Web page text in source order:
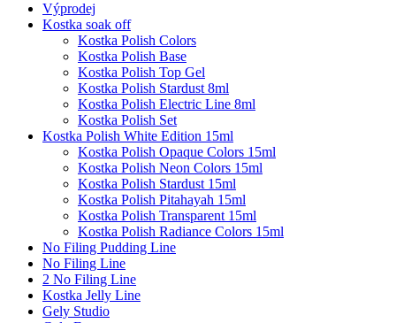
Výprodej
Kostka soak off
Kostka Polish Colors
Kostka Polish Base
Kostka Polish Top Gel
Kostka Polish Stardust 8ml
Kostka Polish Electric Line 8ml
Kostka Polish Set
Kostka Polish White Edition 15ml
Kostka Polish Opaque Colors 15ml
Kostka Polish Neon Colors 15ml
Kostka Polish Stardust 15ml
Kostka Polish Pitahayah 15ml
Kostka Polish Transparent 15ml
Kostka Polish Radiance Colors 15ml
No Filing Pudding Line
No Filing Line
2 No Filing Line
Kostka Jelly Line
Gely Studio